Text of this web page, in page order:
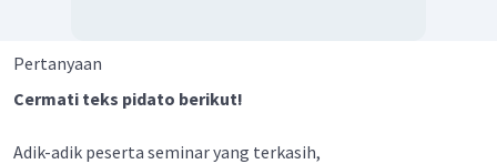
Pertanyaan
Cermati teks pidato berikut!
Adik-adik peserta seminar yang terkasih,